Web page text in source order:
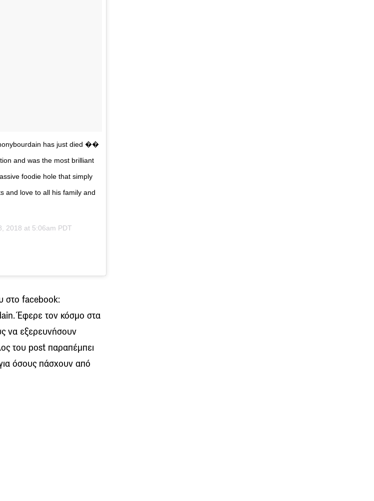
has just died ��
and was the most brilliant
foodie hole that simply
love to all his family and
2018 at 5:06am PDT
στο facebook:
Έφερε τον κόσμο στα
να εξερευνήσουν
του post παραπέμπει
όσους πάσχουν από